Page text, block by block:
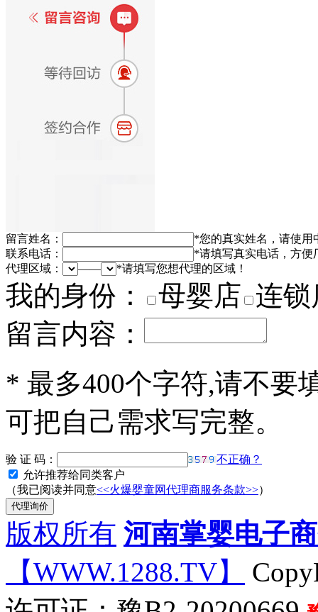
留言姓名： *您的真实姓名，请使用
联系电话：
*请填写真实电话，方便
代理区域：
—— *请填写您想代理的区域！
我的身份： 母婴店 连锁
留言内容：
* 最多400个字符,请不要
可把自己需求写完整。
验 证 码：
不正确？
允许推荐给同类客户
（我已阅读并同意<<火爆婴童网代理商服务条款>>）
版权所有 河南掌婴电子
【WWW.1288.TV】